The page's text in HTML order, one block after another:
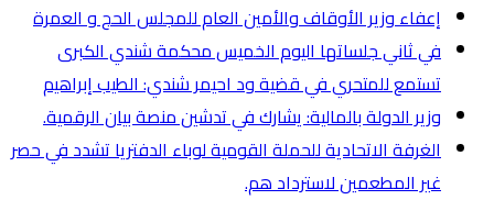
إعفاء وزير الأوقاف والأمين العام للمجلس الحج و العمرة
في ثاني جلساتها اليوم الخميس محكمة شندي الكبرى
تستمع للمتحري في قضية ود احيمر شندي: الطيب إبراهيم
وزير الدولة بالمالية: يشارك في تدشين منصة بيان الرقمية.
الغرفة الاتحادية للحملة القومية لوباء الدفتريا تشدد في حصر
غير المطعمين لاسترداد هم.